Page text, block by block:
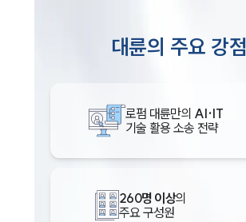
대륜의 주요 강점
로펌 대륜만의 AI·IT
기술 활용 소송 전략
260명 이상의
주요 구성원